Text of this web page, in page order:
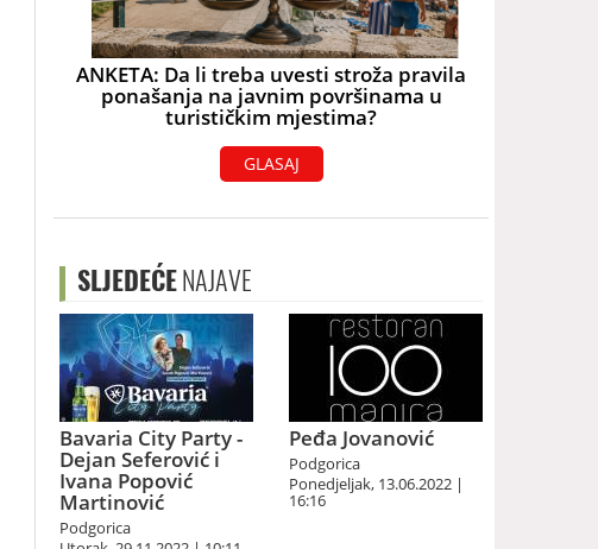
ANKETA: Da li treba uvesti stroža pravila
ponašanja na javnim površinama u
turističkim mjestima?
GLASAJ
SLJEDEĆENAJAVE
Bavaria City Party -
Dejan Seferović i
Ivana Popović
Martinović
Podgorica
Peđa Jovanović
Podgorica
Ponedjeljak, 13.06.2022 |
16:16